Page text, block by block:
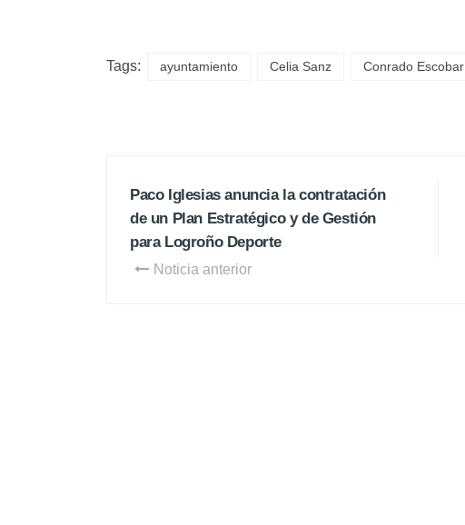
Tags: ayuntamiento Celia Sanz Conrado Escobar
Paco Iglesias anuncia la contratación
de un Plan Estratégico y de Gestión
para Logroño Deporte
Noticia anterior